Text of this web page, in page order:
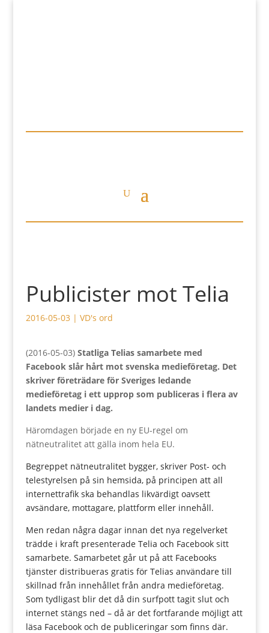
Publicister mot Telia
2016-05-03| VD's ord
(2016-05-03) Statliga Telias samarbete med
Facebook slår hårt mot svenska medieföretag. Det
skriver företrädare för Sveriges ledande
medieföretag i ett upprop som publiceras i flera av
landets medier i dag.
Häromdagen började en ny EU-regel om
nätneutralitet att gälla inom hela EU.
Begreppet nätneutralitet bygger, skriver Post- och
telestyrelsen på sin hemsida, på principen att all
internettrafik ska behandlas likvärdigt oavsett
avsändare, mottagare, plattform eller innehåll.
Men redan några dagar innan det nya regelverket
trädde i kraft presenterade Telia och Facebook sitt
samarbete. Samarbetet går ut på att Facebooks
tjänster distribueras gratis för Telias användare till
skillnad från innehållet från andra medieföretag.
Som tydligast blir det då din surfpott tagit slut och
internet stängs ned – då är det fortfarande möjligt att
läsa Facebook och de publiceringar som finns där.